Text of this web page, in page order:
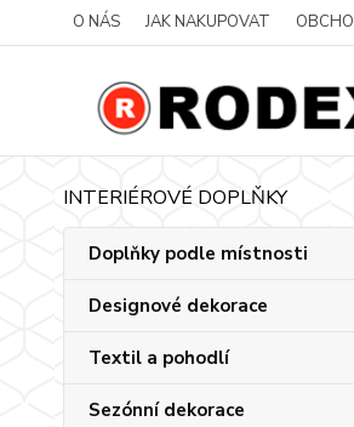
O NÁS JAK NAKUPOVAT
INTERIÉROVÉ DOPLŇKY
Doplňky podle místnosti
Designové dekorace
Textil a pohodlí
Sezónní dekorace